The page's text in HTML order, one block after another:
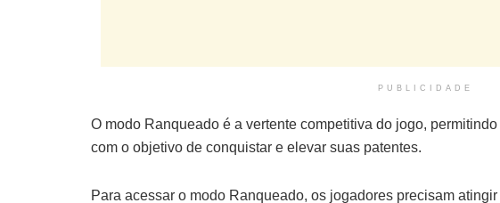
PUBLICIDADE
O modo Ranqueado é a vertente competitiva do jogo,
com o objetivo de conquistar e elevar suas patentes.
Para acessar o modo Ranqueado, os jogadores precisam